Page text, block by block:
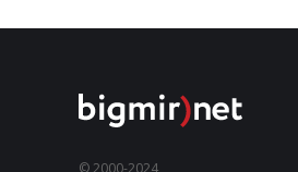
© 2000-2024,